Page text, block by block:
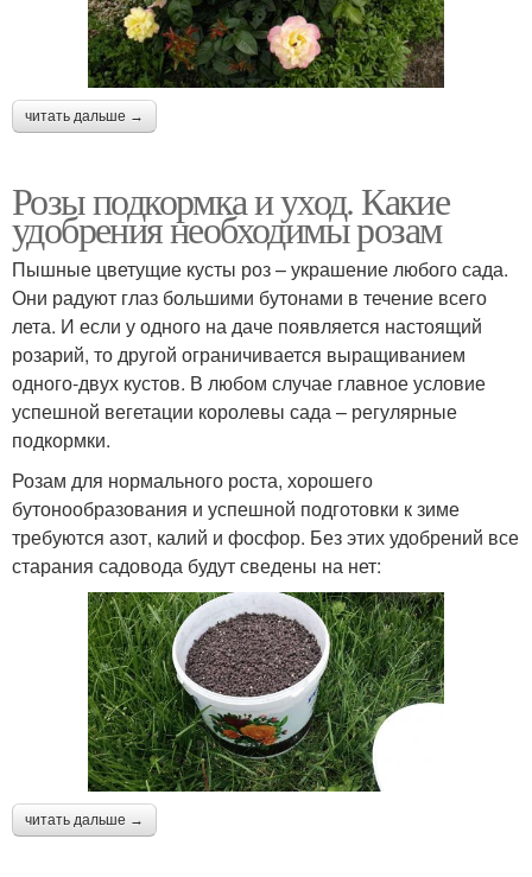
читать дальше →
Розы подкормка и уход. Какие
удобрения необходимы розам
Пышные цветущие кусты роз – украшение любого сада.
Они радуют глаз большими бутонами в течение всего
лета. И если у одного на даче появляется настоящий
розарий, то другой ограничивается выращиванием
одного-двух кустов. В любом случае главное условие
успешной вегетации королевы сада – регулярные
подкормки.
Розам для нормального роста, хорошего
бутонообразования и успешной подготовки к зиме
требуются азот, калий и фосфор. Без этих удобрений все
старания садовода будут сведены на нет:
читать дальше →